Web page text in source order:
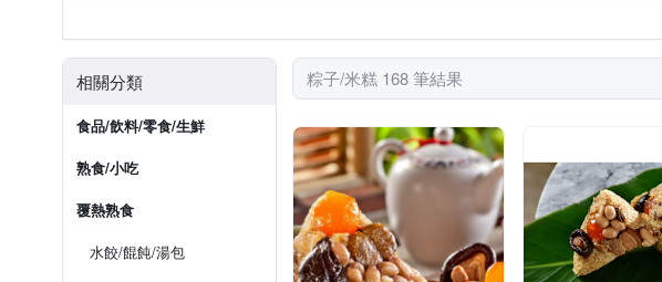
0800-032-032
02-27788091 02-85216850
豬肉絲(台灣)、豬油(台灣)
相關分類
食品/飲料/零食/生鮮
熟食/小吃
覆熱熟食
水餃/餛飩/湯包
粽子/米糕 168 筆結果